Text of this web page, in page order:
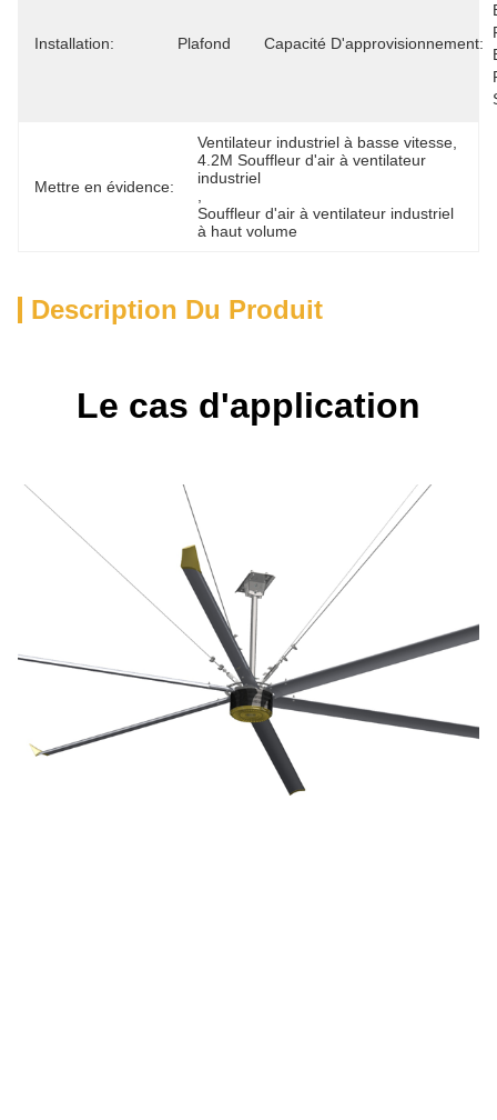
Installation: Plafond Capacité D'approvisionnement:
Mettre en évidence:
Ventilateur industriel à basse vitesse
4.2M Souffleur d'air à ventilateur
industriel
Souffleur d'air à ventilateur industriel
à haut volume
Description Du Produit
Le cas d'application